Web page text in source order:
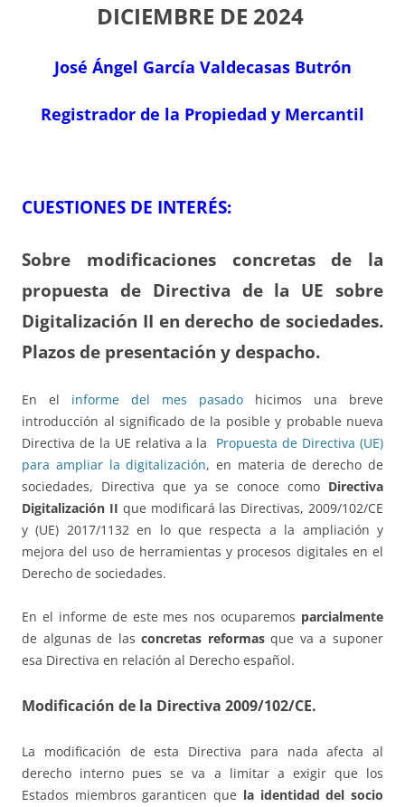
DICIEMBRE DE 2024
José Ángel García Valdecasas Butrón
Registrador de la Propiedad y Mercantil
CUESTIONES DE INTERÉS:
Sobre modificaciones concretas de la
propuesta de Directiva de la UE sobre
Digitalización II en derecho de sociedades.
Plazos de presentación y despacho.
En el informe del mes pasado hicimos una breve
introducción al significado de la posible y probable nueva
Directiva de la UE relativa a la Propuesta de Directiva (UE)
para ampliar la digitalización, en materia de derecho de
sociedades, Directiva que ya se conoce como Directiva
Digitalización II que modificará las Directivas, 2009/102/CE
y (UE) 2017/1132 en lo que respecta a la ampliación y
mejora del uso de herramientas y procesos digitales en el
Derecho de sociedades.
En el informe de este mes nos ocuparemos parcialmente
de algunas de lasconcretas reformasque va a suponer
esa Directiva en relación al Derecho español.
Modificación de la Directiva 2009/102/CE.
La modificación de esta Directiva para nada afecta al
derecho interno pues se va a limitar a exigir que los
Estados miembros garanticen que la identidad del socio